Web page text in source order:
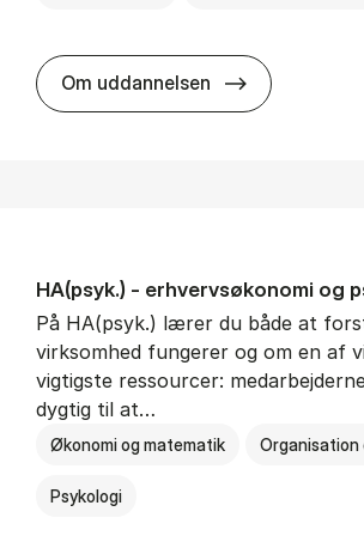
Om uddannelsen HA(mat.) -
HA(psyk.) - erhvervs­økonomi og
På HA(psyk.) lærer du både at
virksomhed fungerer og om en af
vigtigste ressourcer:
dygtig til at…
Økonomi og matematik Organisation
Psykologi